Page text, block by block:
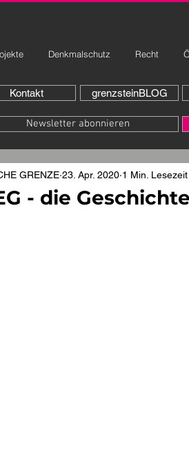
Denkmalschutz Recht
Kontakt grenzsteinBLOG
Newsletter abonnieren
- die
GRENZE 23. Apr. 2020 1 Min. Lesezeit